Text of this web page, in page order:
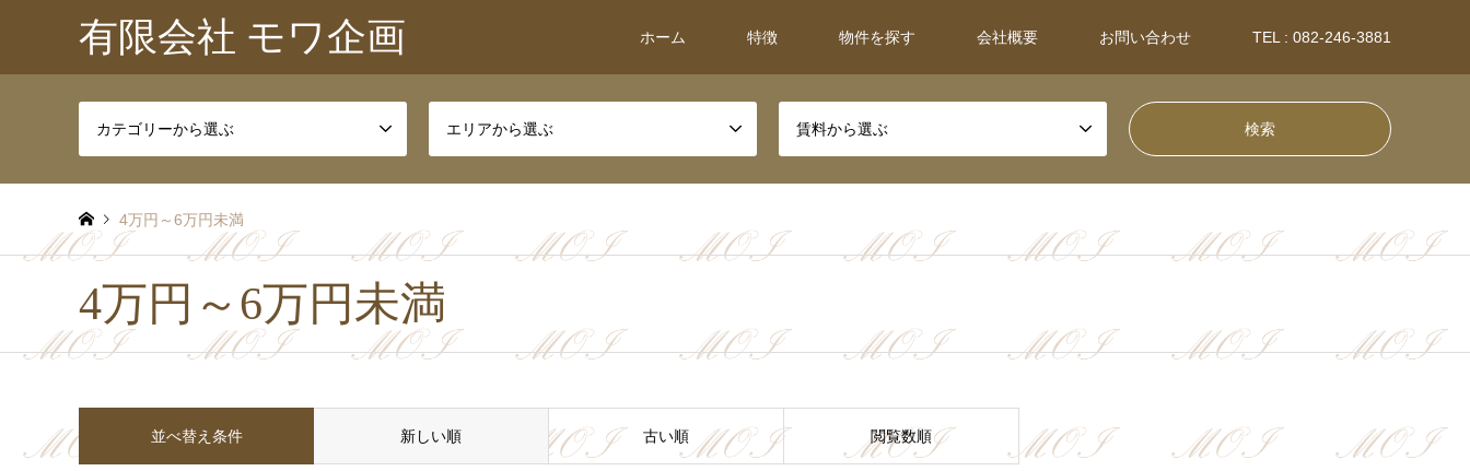
有限会社 モワ企画 ホーム 特徴 物件を探す 会社概要 お問い合わせ TEL : 082-246-3881
カテゴリーから選ぶ エリアから選ぶ 賃料から選ぶ
4万円～6万円未満
4万円～6万円未満
並べ替え条件 新しい順 古い順 閲覧数順